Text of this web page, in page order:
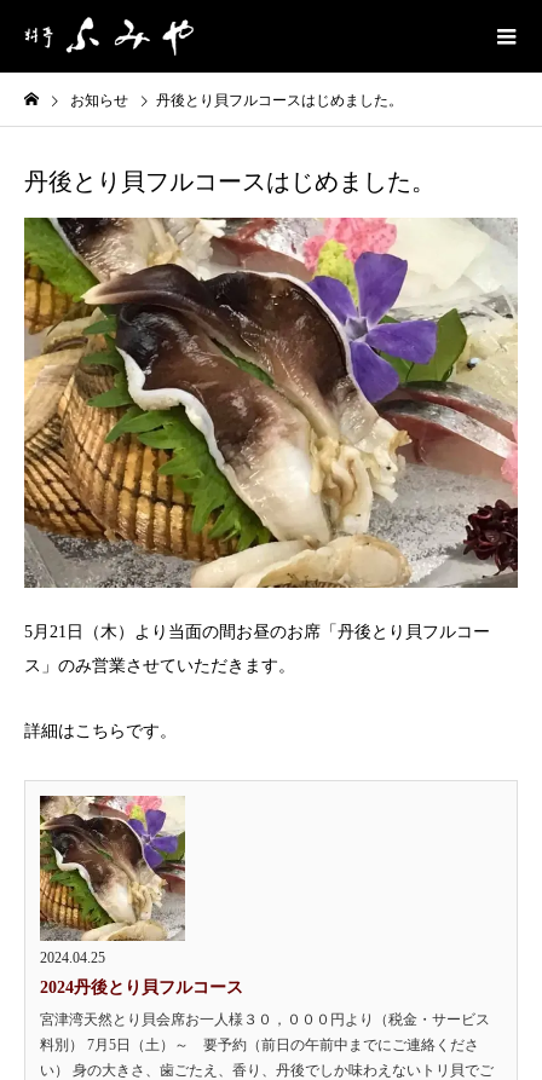
お知らせ 丹後とり貝フルコースはじめました。
丹後とり貝フルコースはじめました。
5月21日（木）より当面の間お昼のお席「丹後とり貝フルコー
ス」のみ営業させていただきます。
詳細はこちらです。
2024.04.25
2024丹後とり貝フルコース
宮津湾天然とり貝会席お一人様３０，０００円より（税金・サービス
料別） 7月5日（土）～ 要予約（前日の午前中までにご連絡くださ
い） 身の大きさ、歯ごたえ、香り、丹後でしか味わえないトリ貝でご